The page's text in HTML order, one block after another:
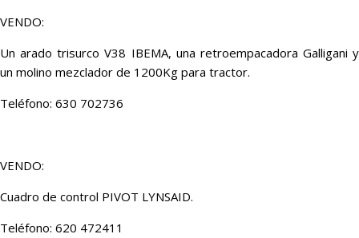
VENDO:
Un arado trisurco V38 IBEMA, una retroempacadora Galligani y
un molino mezclador de 1200Kg para tractor.
Teléfono: 630 702736
VENDO:
Cuadro de control PIVOT LYNSAID.
Teléfono: 620 472411